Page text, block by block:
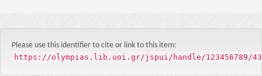
Please use this identifier to cite or link to this item:
https://olympias.lib.uoi.gr/jspui/handle/123456789/